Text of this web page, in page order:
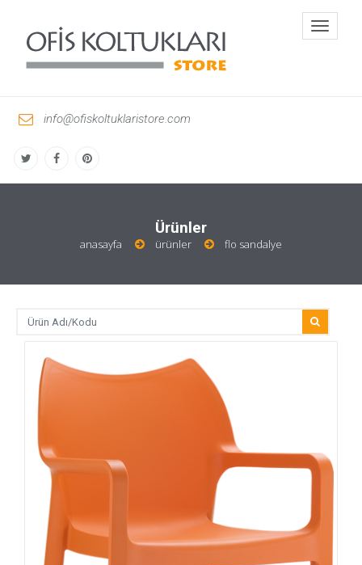
info@ofiskoltuklaristore.com
Toggle
Ürünler
anasayfa ürünler flo sandalye